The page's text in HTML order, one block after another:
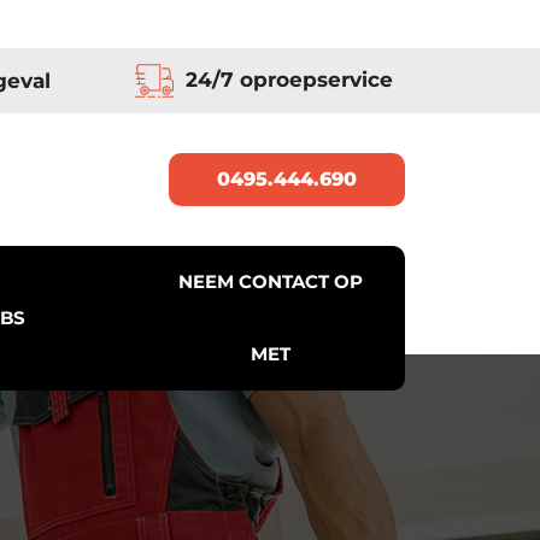
0495.444.690
24/7 oproepservice
NEEM CONTACT OP
MET